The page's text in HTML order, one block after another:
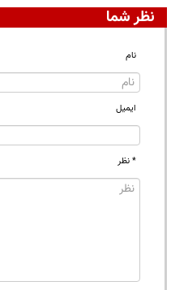
نظر شما
نام
ایمیل
* نظر